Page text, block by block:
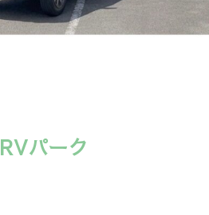
RVパーク